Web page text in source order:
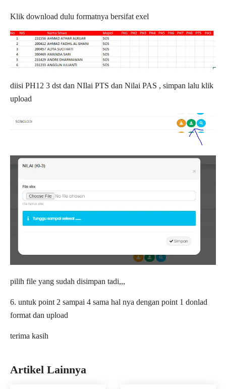
Klik download dulu formatnya bersifat exel
diisi PH12 3 dst dan NIlai PTS dan Nilai PAS , simpan lalu klik
upload
pilih file yang sudah disimpan tadi,,,
6. untuk point 2 sampai 4 sama hal nya dengan point 1 donlad
format dan upload
terima kasih
Artikel Lainnya